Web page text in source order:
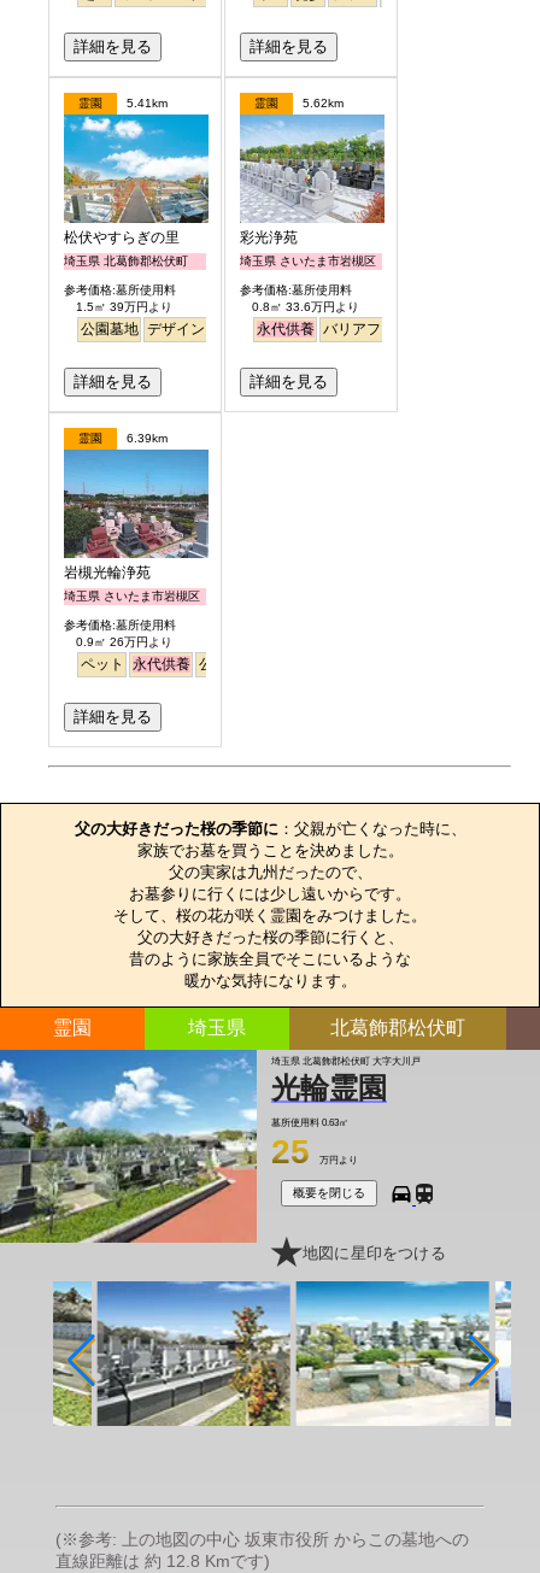
詳細を見る 詳細を見る
霊園 5.41km
松伏やすらぎの里
埼玉県 北葛飾郡松伏町
参考価格:墓所使用料
1.5㎡ 39万円より
公園墓地 デザイン バリアフリー 平坦 明るい
詳細を見る
霊園 5.62km
彩光浄苑
埼玉県 さいたま市岩槻区
参考価格:墓所使用料
0.8㎡ 33.6万円より
永代供養 バリアフリー
詳細を見る
霊園 6.39km
岩槻光輪浄苑
埼玉県 さいたま市岩槻区
参考価格:墓所使用料
0.9㎡ 26万円より
ペット 永代供養 公園墓地
詳細を見る
父の大好きだった桜の季節に：父親が亡くなった時に、
家族でお墓を買うことを決めました。
父の実家は九州だったので、
お墓参りに行くには少し遠いからです。
そして、桜の花が咲く霊園をみつけました。
父の大好きだった桜の季節に行くと、
昔のように家族全員でそこにいるような
暖かな気持になります。
霊園 埼玉県 北葛飾郡松伏町
埼玉県 北葛飾郡松伏町 大字大川戸
光輪霊園
墓所使用料 0.63㎡
25 万円より
概要を閉じる
地図に星印をつける
(※参考: 上の地図の中心 坂東市役所 からこの墓地への
直線距離は 約 12.8 Kmです)